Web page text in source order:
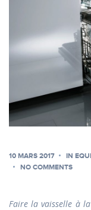
10 MARS 2017 IN
NO COMMENTS
Faire la vaisselle à